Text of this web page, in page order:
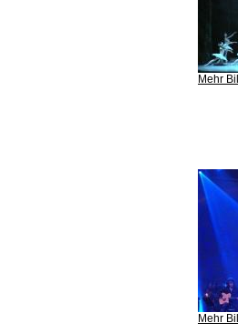
Mehr
Mehr